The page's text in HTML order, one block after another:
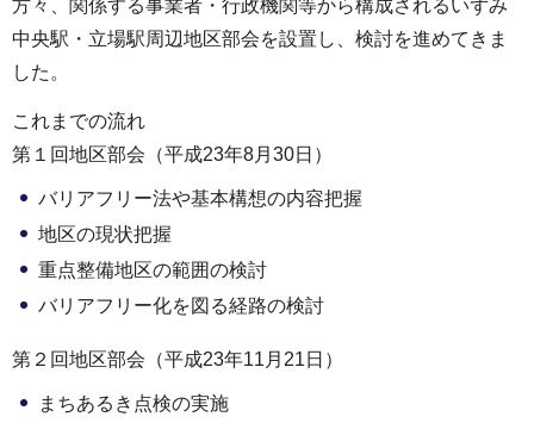
方々、関係する事業者・行政機関等から構成されるいずみ
中央駅・立場駅周辺地区部会を設置し、検討を進めてきま
した。
これまでの流れ
第１回地区部会（平成23年8月30日）
バリアフリー法や基本構想の内容把握
地区の現状把握
重点整備地区の範囲の検討
バリアフリー化を図る経路の検討
第２回地区部会（平成23年11月21日）
まちあるき点検の実施